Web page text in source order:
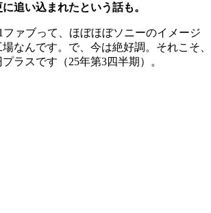
追い込まれたという話も。
ァブって、ほぼほぼソニーのイメージ
なんです。で、今は絶好調。それこそ、
ラスです（25年第3四半期）。